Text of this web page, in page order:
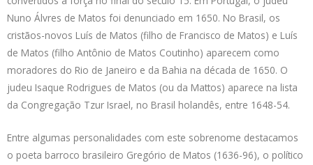
Nuno Álvres de Matos foi denunciado em 1650. No Brasil, os
cristãos-novos Luís de Matos (filho de Francisco de Matos) e Luís
de Matos (filho Antônio de Matos Coutinho) aparecem como
moradores do Rio de Janeiro e da Bahia na década de 1650. O
judeu Isaque Rodrigues de Matos (ou da Mattos) aparece na lista
da Congregação Tzur Israel, no Brasil holandês, entre 1648-54.
Entre algumas personalidades com este sobrenome destacamos
o poeta barroco brasileiro Gregório de Matos (1636-96), o político